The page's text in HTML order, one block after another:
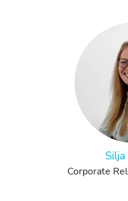
Corporate